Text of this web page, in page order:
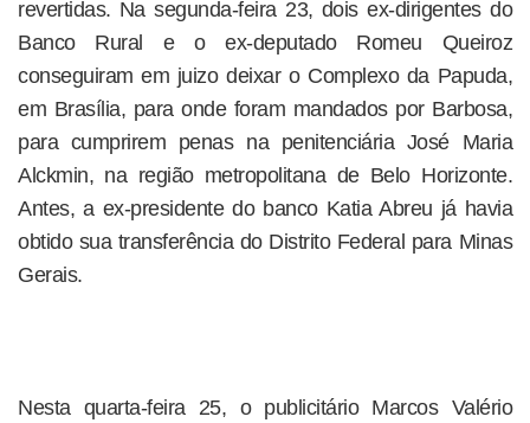
revertidas. Na segunda-feira 23, dois ex-dirigentes do
Banco Rural e o ex-deputado Romeu Queiroz
conseguiram em juizo deixar o Complexo da Papuda,
em Brasília, para onde foram mandados por Barbosa,
para cumprirem penas na penitenciária José Maria
Alckmin, na região metropolitana de Belo Horizonte.
Antes, a ex-presidente do banco Katia Abreu já havia
obtido sua transferência do Distrito Federal para Minas
Gerais.
Nesta quarta-feira 25, o publicitário Marcos Valério